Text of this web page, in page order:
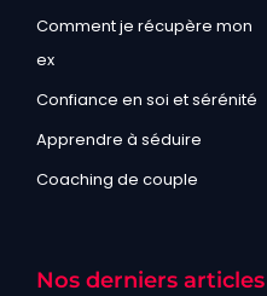
Comment je récupère mon
ex
Confiance en soi et sérénité
Apprendre à séduire
Coaching de couple
Nos derniers articles